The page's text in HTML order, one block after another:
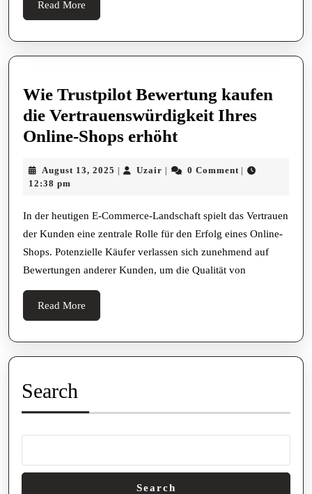
Read More
More
Wie Trustpilot Bewertung kaufen
die Vertrauenswürdigkeit Ihres
Online-Shops erhöhtWie
Bewertung
die
Ihres
Online-
August 13, 2025 August
| Uzair Uzair
| 0 Comment |
12:38 pm
In der heutigen E-Commerce-Landschaft spielt das Vertrauen
der Kunden eine zentrale Rolle für den Erfolg eines Online-
Shops. Potenzielle Käufer verlassen sich zunehmend auf
Bewertungen anderer Kunden, um die Qualität von
Read More
More
Search
Search